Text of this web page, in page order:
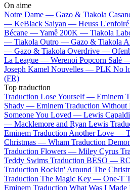
On aime
Notre Dame — Gazo & Tiakola
— KeBlack Saiyan — Heuss L'enfoiré
Bécane —Yamê 200K — Tiakola
— Tiakola Outro — Gazo & Tiakola
— Gazo & Tiakola Overdrive —
La League — Werenoi Popcorn Salé
Joseph Kamel Nouvelles — PLK No
(FR)
Top traduction
Traduction Lose Yourself — Eminem
Shady — Eminem Traduction
Someone You Loved — Lewis Capaldi
— Macklemore and Ryan Lewis
Eminem Traduction Another Love —
Christmas — Wham Traduction
Traduction Flowers — Miley Cyrus
Teddy Swims Traduction BESO —
Traduction Rockin' Around The
Traduction The Magic Key — One-T
Eminem Traduction What Was I